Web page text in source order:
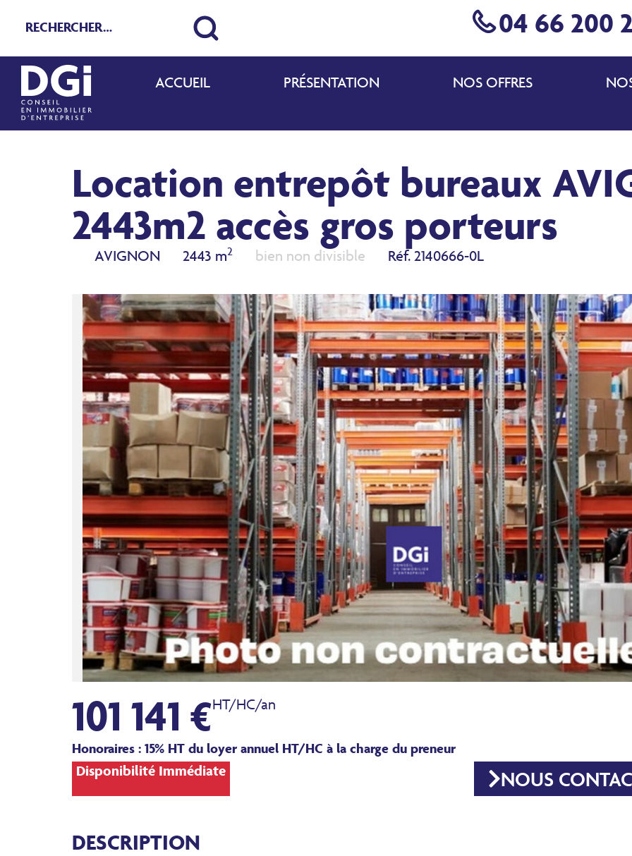
04 66 200
ACCUEIL PRÉSENTATION NOS OFFRES
Location entrepôt bureaux
2443m2 accès gros porteurs
AVIGNON 2443 m2 bien non divisible Réf. 2140666-0L
101 141 €HT/HC/an
Honoraires : 15% HT du loyer annuel HT/HC à la charge du preneur
Disponibilité Immédiate
NOUS
DESCRIPTION